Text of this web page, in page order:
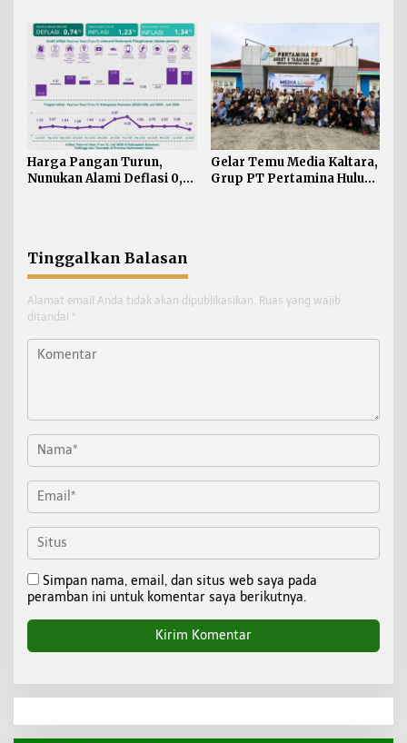
Kampung Sawah Abadi di
Bulutana Sulsel
Harga Pangan Turun,
Nunukan Alami Deflasi 0,74
Gelar Temu Media Kaltara,
Grup PT Pertamina Hulu
Tinggalkan Balasan
Alamat email Anda tidak akan dipublikasikan. Ruas yang wajib
ditandai *
Simpan nama, email, dan situs web saya pada
peramban ini untuk komentar saya berikutnya.